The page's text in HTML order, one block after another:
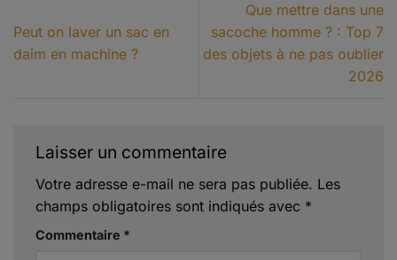
Peut on laver un sac en
daim en machine ?
Que mettre dans une
sacoche homme ? : Top 7
des objets à ne pas oublier
2026
Laisser un commentaire
Votre adresse e-mail ne sera pas publiée. Les
champs obligatoires sont indiqués avec *
Commentaire *